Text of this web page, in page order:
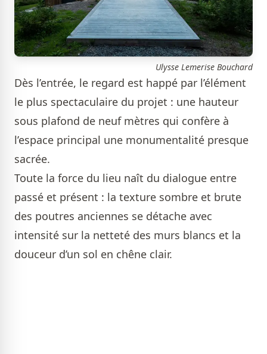
Ulysse Lemerise Bouchard
Dès l’entrée, le regard est happé par l’élément
le plus spectaculaire du projet : une hauteur
sous plafond de neuf mètres qui confère à
l’espace principal une monumentalité presque
sacrée.
Toute la force du lieu naît du dialogue entre
passé et présent : la texture sombre et brute
des poutres anciennes se détache avec
intensité sur la netteté des murs blancs et la
douceur d’un sol en chêne clair.